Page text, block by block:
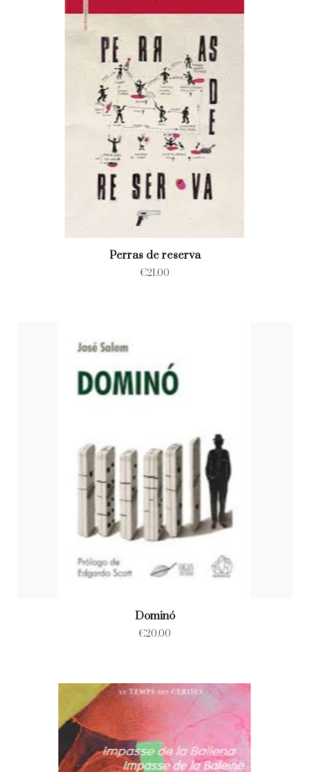
Perras de reserva
€21.00
Dominó
€20.00